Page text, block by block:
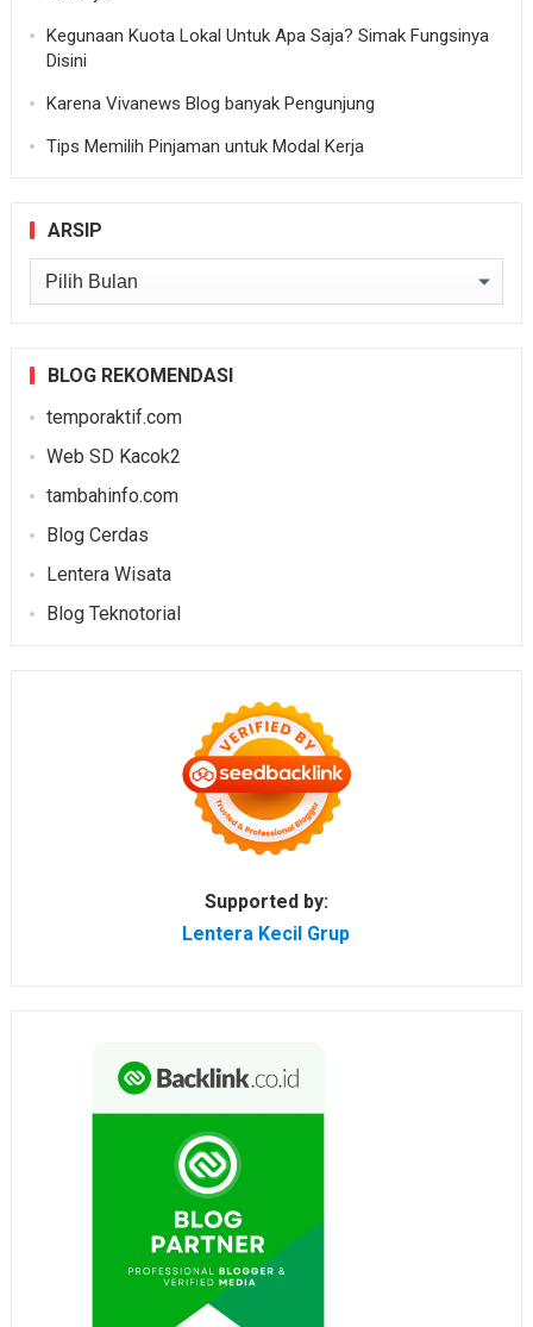
Kegunaan Kuota Lokal Untuk Apa Saja? Simak Fungsinya
Disini
Karena Vivanews Blog banyak Pengunjung
Tips Memilih Pinjaman untuk Modal Kerja
ARSIP
Arsip
BLOG REKOMENDASI
temporaktif.com
Web SD Kacok2
tambahinfo.com
Blog Cerdas
Lentera Wisata
Blog Teknotorial
Supported by:
Lentera Kecil Grup